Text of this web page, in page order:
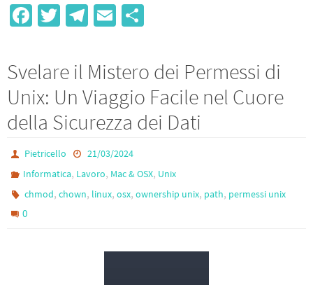
Fa
b
o
o
k
T
tt
er
Te
gr
a
m
E
ail
ar
e
Svelare il Mistero dei Permessi di
Unix: Un Viaggio Facile nel Cuore
della Sicurezza dei Dati
Pietricello
21/03/2024
Informatica, Lavoro, Mac & OSX, Unix
chmod,chown, linux,osx,ownership unix, path, permessi unix
0